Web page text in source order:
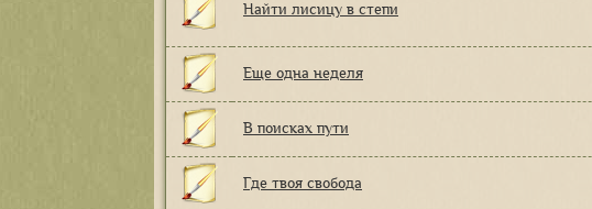
Найти лисицу в степи
Еще одна неделя
В поисках пути
Где твоя свобода